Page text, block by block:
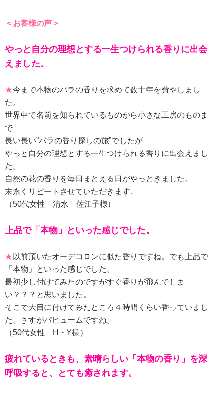
＜お客様の声＞
やっと自分の理想とする一生つけられる香りに出会
えました。
★今まで本物のバラの香りを求めて数十年を費やしまし
た。
世界中で名前を知られているものから小さな工房のものま
で
長い長い”バラの香り探しの旅”でしたが
やっと自分の理想とする一生つけられる香りに出会えまし
た。
自然の花の香りを毎日まとえる日がやっときました。
末永くリピートさせていただきます。
（50代女性 清水 佐江子様）
上品で「本物」といった感じでした。
★ 以前頂いたオーデコロンに似た香りですね。でも上品で
「本物」といった感じでした。
最初少し付けてみたのですがすぐ香りが飛んでしま
い？？？と思いました。
そこで大目に付けてみたところ４時間くらい香っていまし
た。さすがパヒュームですね。
（50代女性 H・Y様）
疲れているときも、素晴らしい「本物の香り」を深
呼吸すると、とても癒されます。